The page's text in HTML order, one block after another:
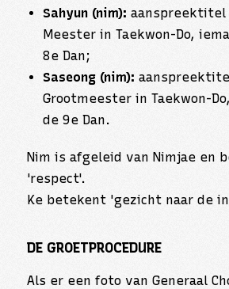
Sahyun (nim): aanspreektitel
Meester in Taekwon-Do,
8e Dan;
Saseong (nim):
Grootmeester in Taekwon-
de 9e Dan.
Nim is afgeleid van Nimjae en
'respect'.
Ke betekent 'gezicht naar de
DE GROETPROCEDURE
Als er een foto van Generaal